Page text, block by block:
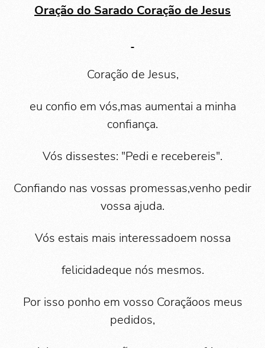
Oração do Sarado Coração de Jesus
Coração de Jesus,
eu confio em vós,mas aumentai a minha
confiança.
Vós dissestes: "Pedi e recebereis".
Confiando nas vossas promessas,venho pedir
vossa ajuda.
Vós estais mais interessadoem nossa
felicidadeque nós mesmos.
Por isso ponho em vosso Coraçãoos meus
pedidos,